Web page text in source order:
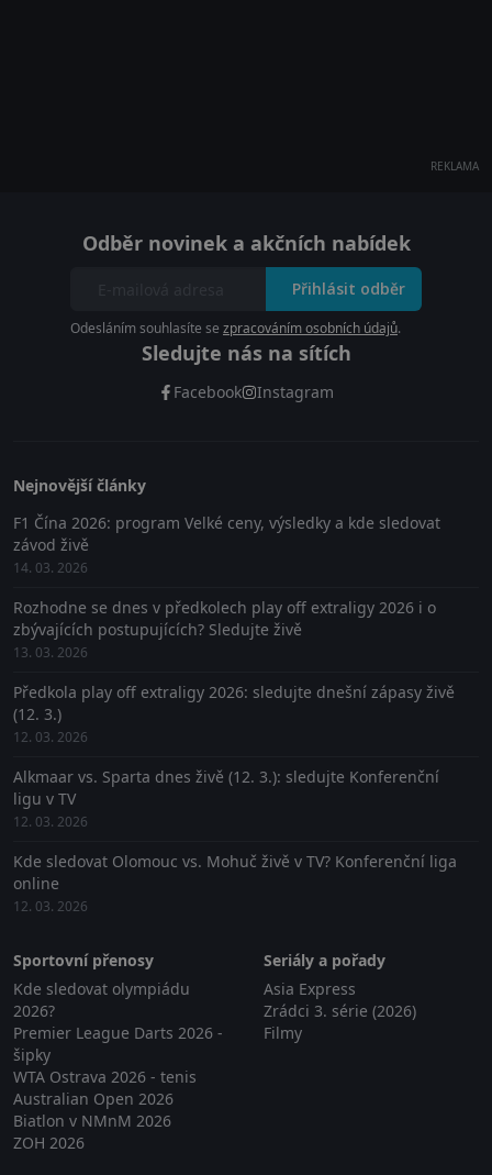
REKLAMA
Odběr novinek a akčních nabídek
Přihlásit odběr
Odesláním souhlasíte se zpracováním osobních údajů.
Sledujte nás na sítích
Facebook Instagram
Nejnovější články
F1 Čína 2026: program Velké ceny, výsledky a kde sledovat
závod živě
14. 03. 2026
Rozhodne se dnes v předkolech play off extraligy 2026 i o
zbývajících postupujících? Sledujte živě
13. 03. 2026
Předkola play off extraligy 2026: sledujte dnešní zápasy živě
(12. 3.)
12. 03. 2026
Alkmaar vs. Sparta dnes živě (12. 3.): sledujte Konferenční
ligu v TV
12. 03. 2026
Kde sledovat Olomouc vs. Mohuč živě v TV? Konferenční liga
online
12. 03. 2026
Sportovní přenosy
Kde sledovat olympiádu
2026?
Premier League Darts 2026 -
šipky
WTA Ostrava 2026 - tenis
Australian Open 2026
Biatlon v NMnM 2026
ZOH 2026
Seriály a pořady
Asia Express
Zrádci 3. série (2026)
Filmy